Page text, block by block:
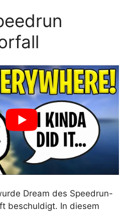
Dream des Speedrun-
beschuldigt. In diesem